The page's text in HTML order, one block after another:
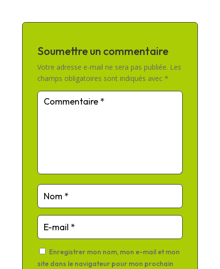
Soumettre un commentaire
Votre adresse e-mail ne sera pas publiée. Les
champs obligatoires sont indiqués avec *
Enregistrer mon nom, mon e-mail et mon
site dans le navigateur pour mon prochain